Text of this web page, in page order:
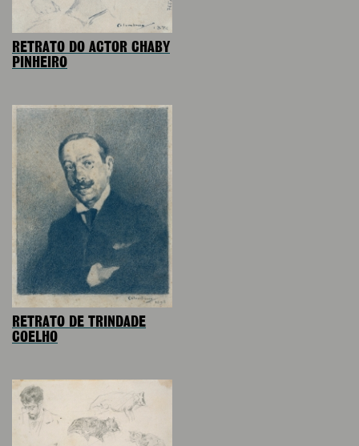
RETRATO DO ACTOR CHABY
PINHEIRO
RETRATO DE TRINDADE
COELHO